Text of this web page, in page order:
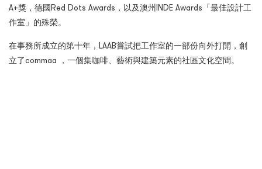
A+獎，德國Red Dots Awards，以及澳州INDE Awards「最佳設計工
作室」的殊榮。
在事務所成立的第十年，LAAB嘗試把工作室的一部份向外打開，創
立了commaa ，一個集咖啡、藝術與建築元素的社區文化空間。